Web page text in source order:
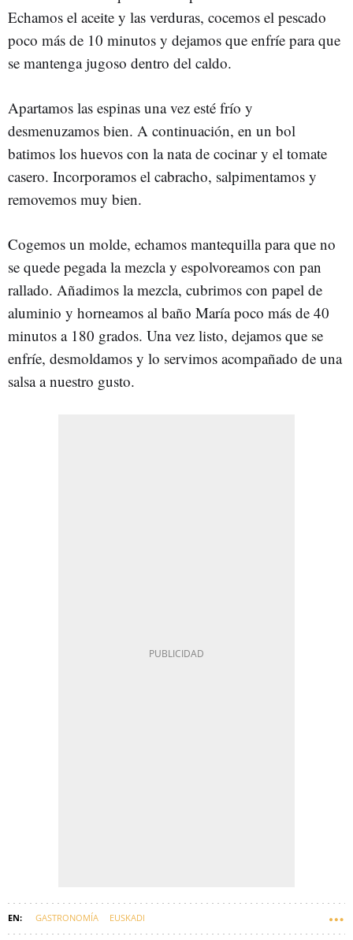
Echamos el aceite y las verduras, cocemos el pescado
poco más de 10 minutos y dejamos que enfríe para que
se mantenga jugoso dentro del caldo.
Apartamos las espinas una vez esté frío y
desmenuzamos bien. A continuación, en un bol
batimos los huevos con la nata de cocinar y el tomate
casero. Incorporamos el cabracho, salpimentamos y
removemos muy bien.
Cogemos un molde, echamos mantequilla para que no
se quede pegada la mezcla y espolvoreamos con pan
rallado. Añadimos la mezcla, cubrimos con papel de
aluminio y horneamos al baño María poco más de 40
minutos a 180 grados. Una vez listo, dejamos que se
enfríe, desmoldamos y lo servimos acompañado de una
salsa a nuestro gusto.
GASTRONOMÍA EUSKADI